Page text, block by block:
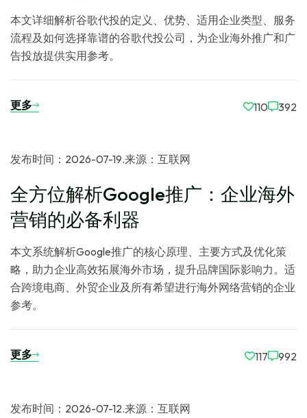
本文详细解析谷歌代投的定义、优势、适用企业类型、服务
流程及如何选择靠谱的谷歌代投公司，为企业海外推广和广
告投放提供实用参考。
更多 110 392
发布时间：2026-07-19.来源：互联网
全方位解析Google推广：企业海外
营销的必备利器
本文系统解析Google推广的核心原理、主要方式及优化策
略，助力企业高效拓展海外市场，提升品牌国际影响力。适
合跨境电商、外贸企业及所有希望进行海外网络营销的企业
参考。
更多 117 992
发布时间：2026-07-12.来源：互联网